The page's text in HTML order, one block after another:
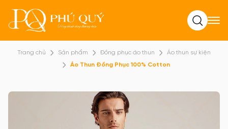
Tìm kiếm
Trang chủ Sản phẩm Đồng phục áo thun
Áo thun sự kiện
Áo Thun Đồng Phục 100% Cotton